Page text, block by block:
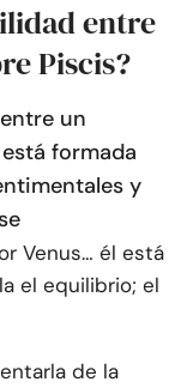
entre
Piscis?
un
formada
y
Venus… él está
el equilibrio; el
de la